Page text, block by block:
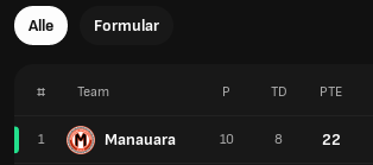
Alle Formular
# Team
1 Manauara
P TD PTE
10 8 22